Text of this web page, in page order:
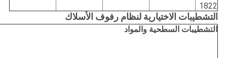
1822
التشطيبات الاختيارية لنظام رفوف الأسلاك
التشطيبات السطحية والمواد